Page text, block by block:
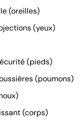
(oreilles)
(yeux)
(pieds)
(poumons)
(corps)